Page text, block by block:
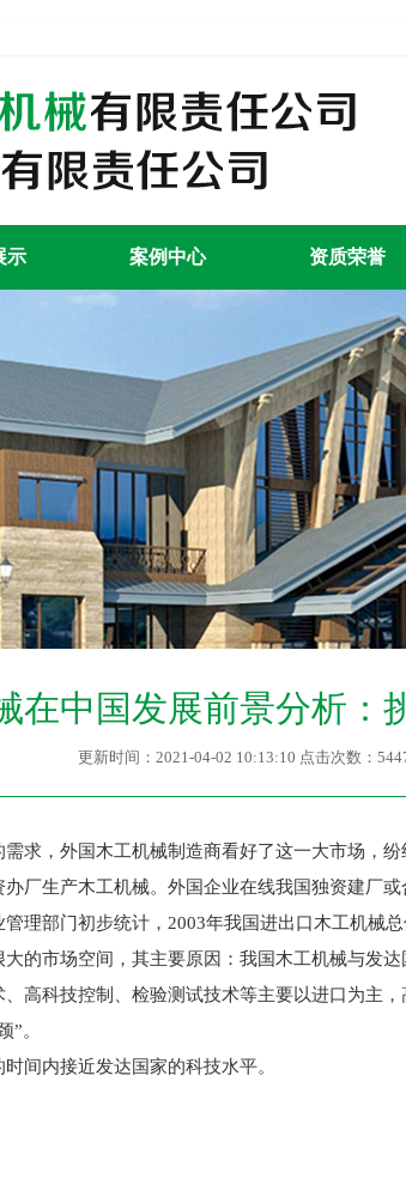
示 案例中心 资质荣誉
在中国发展前景分析：
更新时间：2021-04-02 10:13:10 点击次数：
，外国木工机械制造商看好了这一大市场，
厂生产木工机械。外国企业在线我国独资建厂
理部门初步统计，2003年我国进出口木工机械
市场空间，其主要原因：我国木工机械与发
高科技控制、检验测试技术等主要以进口为主
”。
内接近发达国家的科技水平。